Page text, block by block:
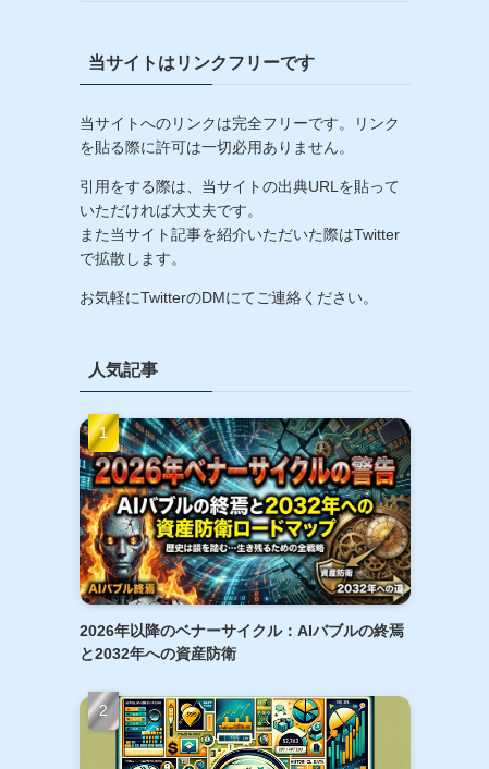
当サイトはリンクフリーです
当サイトへのリンクは完全フリーです。リンク
を貼る際に許可は一切必用ありません。
引用をする際は、当サイトの出典URLを貼って
いただければ大丈夫です。
また当サイト記事を紹介いただいた際はTwitter
で拡散します。
お気軽にTwitterのDMにてご連絡ください。
人気記事
2026年以降のベナーサイクル：AIバブルの終焉
と2032年への資産防衛